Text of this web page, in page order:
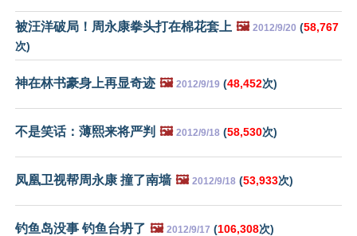
被汪洋破局！周永康拳头打在棉花套上 🖼️ 2012/9/20 (58,767
次)
神在林书豪身上再显奇迹 🖼️ 2012/9/19 (48,452次)
不是笑话：薄熙来将严判 🖼️ 2012/9/18 (58,530次)
凤凰卫视帮周永康 撞了南墙 🖼️ 2012/9/18 (53,933次)
钓鱼岛没事 钓鱼台坍了 🖼️ 2012/9/17 (106,308次)